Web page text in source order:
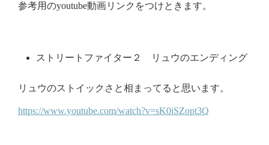
参考用のyoutube動画リンクをつけときます。
ストリートファイター２ リュウのエンディング
リュウのストイックさと相まってると思います。
https://www.youtube.com/watch?v=sK0iSZopt3Q